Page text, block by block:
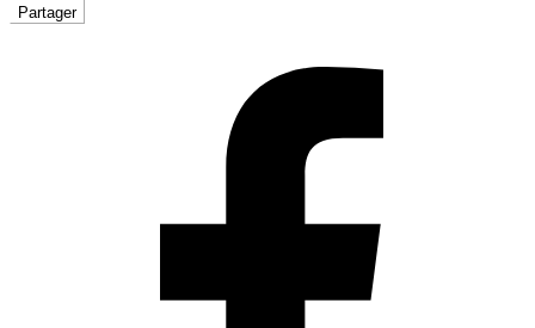
Partager